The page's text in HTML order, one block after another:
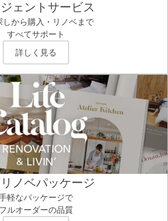
ェントサービス
しから購入・リノベまで
すべてサポート
詳しく見る
ノベパッケージ
軽なパッケージで
フルオーダーの品質